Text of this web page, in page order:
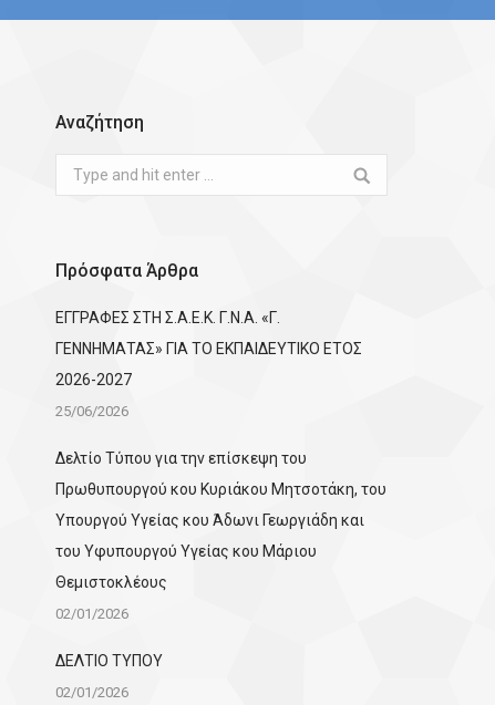
Αναζήτηση
Search:
Πρόσφατα Άρθρα
ΕΓΓΡΑΦΕΣ ΣΤΗ Σ.Α.Ε.Κ. Γ.Ν.Α. «Γ.
ΓΕΝΝΗΜΑΤΑΣ» ΓΙΑ ΤΟ ΕΚΠΑΙΔΕΥΤΙΚΟ ΕΤΟΣ
2026-2027
25/06/2026
Δελτίο Τύπου για την επίσκεψη του
Πρωθυπουργού κου Κυριάκου Μητσοτάκη, του
Υπουργού Υγείας κου Άδωνι Γεωργιάδη και
του Υφυπουργού Υγείας κου Μάριου
Θεμιστοκλέους
02/01/2026
ΔΕΛΤΙΟ ΤΥΠΟΥ
02/01/2026